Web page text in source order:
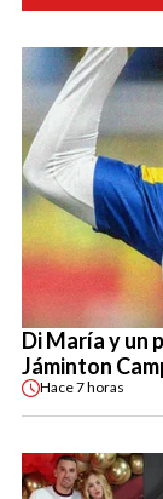
Di María y un
Jáminton
Hace7 horas